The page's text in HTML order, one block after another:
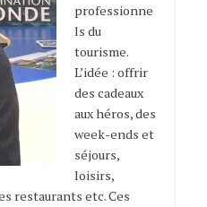
professionne
ls du
tourisme.
L’idée : offrir
des cadeaux
aux héros, des
week-ends et
séjours,
loisirs,
restaurants etc. Ces